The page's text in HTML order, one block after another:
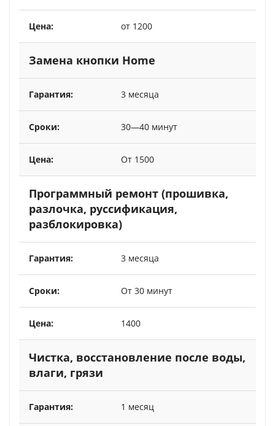
от 1200
Замена кнопки Home
3 месяца
30—40 минут
От 1500
Программный ремонт (прошивка,
разлочка, руссификация,
разблокировка)
3 месяца
От 30 минут
1400
Чистка, восстановление после воды,
влаги, грязи
1 месяц